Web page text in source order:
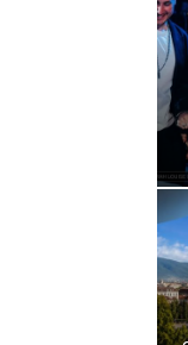
לשתף אתכם במשהו
של זוכת האירוויזיון
הרשת